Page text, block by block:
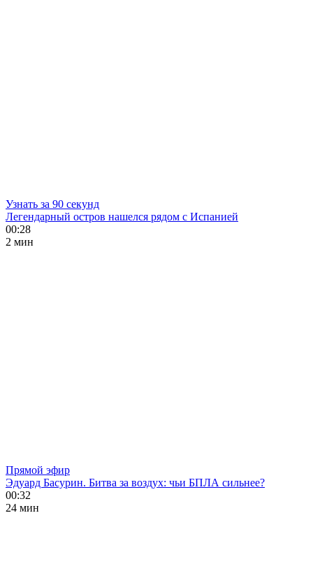
Узнать за 90 секунд
Легендарный остров нашелся рядом с Испанией
00:28
2 мин
Прямой эфир
Эдуард Басурин. Битва за воздух: чьи БПЛА сильнее?
00:32
24 мин